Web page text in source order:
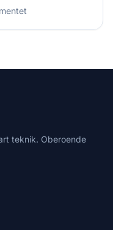
teknik. Oberoende